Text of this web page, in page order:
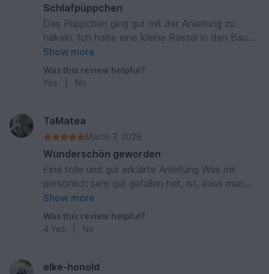
Schlafpüppchen
Das Püppchen ging gut mit der Anleitung zu
häkeln. Ich habe eine kleine Rassel in den Bauch
getan. Werde nun noch in rosa eins fertig
machen.
Show more
Was this review helpful?
Yes
No
TaMatea
March 7, 2026
Wunderschön geworden
Eine tolle und gut erklärte Anleitung Was mir
persönlich sehr gut gefallen hat, ist, dass man
die Ärmchen mit einhäkelt und nicht am Schluss
alles zusammen nähen muss, ...da tut ich mir
nämlich etwas schwer.
Show more
Was this review helpful?
4 Yes No
elke-honold